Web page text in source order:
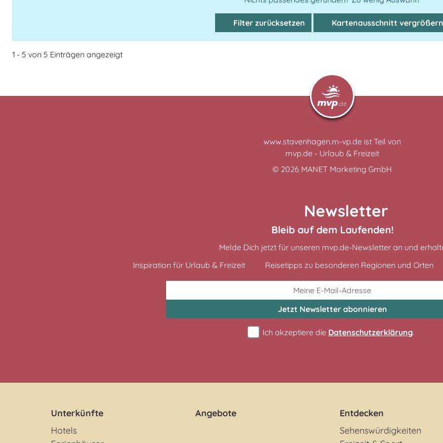
Filter zurücksetzen Kartenausschnitt vergrößern
1 - 5 von 5 Einträgen angezeigt
www.stavenhagen.m-vp.de ist Teil von
mvp.de - Urlaub & Freizeit
© 2026 MANET Marketing GmbH
Newsletter
Bleib auf dem Laufenden!
Melde Dich jetzt für unseren mvp.de-Newsletter an und
Inspiration für Urlaub & Freizeit
Reisetipps zu besonderen Regionen und Orten
Jetzt Newsletterabonnieren
Ich akzeptiere die Datenschutzerklärung.
Unterkünfte
Hotels
Angebote
Entdecken
Sehenswürdigkeiten